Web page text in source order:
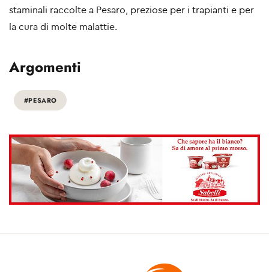
staminali raccolte a Pesaro, preziose per i trapianti e per
la cura di molte malattie.
Argomenti
#PESARO